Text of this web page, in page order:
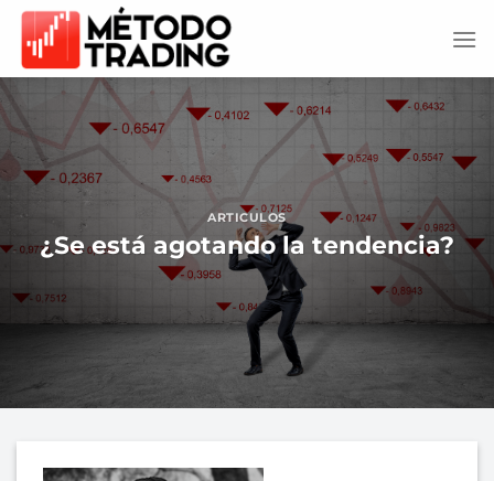
Saltar
contenido
ARTICULOS
¿Se está agotando la tendencia?